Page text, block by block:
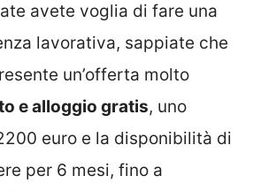
avete voglia di fare una
lavorativa, sappiate che
un’offerta molto
e alloggio gratis, uno
euro e la disponibilità di
per 6 mesi, fino a